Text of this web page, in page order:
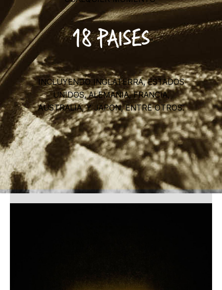
18 PAISES
INCLUYENDO INGLATERRA, ESTADOS
UNIDOS, ALEMANIA, FRANCIA,
AUSTRALIA, Y JAPON, ENTRE OTROS.